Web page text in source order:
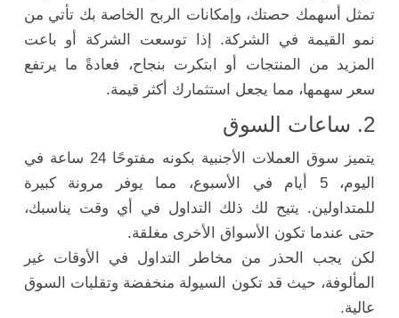
تمثل أسهمك حصتك، وإمكانات الربح الخاصة بك تأتي من
نمو القيمة في الشركة. إذا توسعت الشركة أو باعت
المزيد من المنتجات أو ابتكرت بنجاح، فعادةً ما يرتفع
سعر سهمها، مما يجعل استثمارك أكثر قيمة.
2. ساعات السوق
يتميز سوق العملات الأجنبية بكونه مفتوحًا 24 ساعة في
اليوم، 5 أيام في الأسبوع، مما يوفر مرونة كبيرة
للمتداولين. يتيح لك ذلك التداول في أي وقت يناسبك،
حتى عندما تكون الأسواق الأخرى مغلقة.
لكن يجب الحذر من مخاطر التداول في الأوقات غير
المألوفة، حيث قد تكون السيولة منخفضة وتقلبات السوق
عالية.